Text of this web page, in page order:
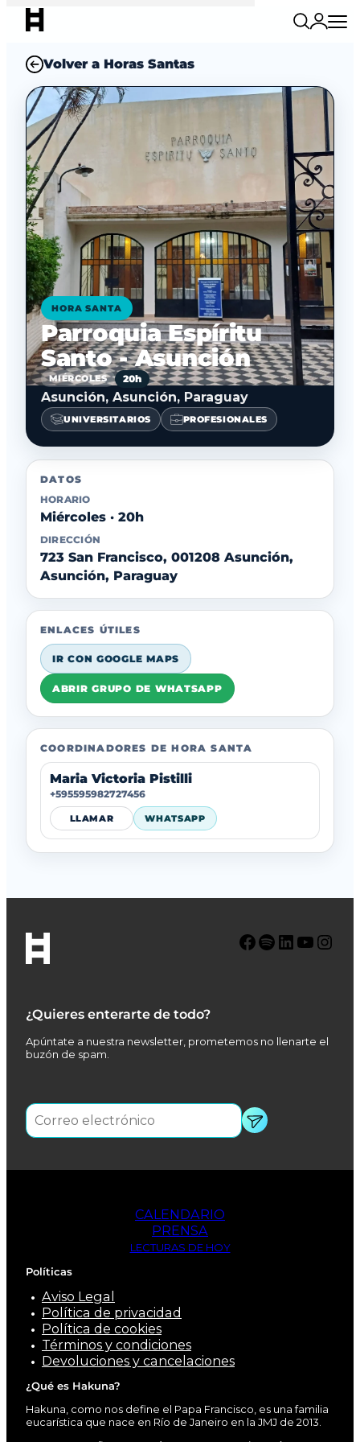
Volver a Horas Santas
HORA SANTA
Parroquia Espíritu
Santo - Asunción
MIÉRCOLES 20h
Asunción, Asunción, Paraguay
UNIVERSITARIOS PROFESIONALES
DATOS
HORARIO
Miércoles · 20h
DIRECCIÓN
723 San Francisco, 001208 Asunción,
Asunción, Paraguay
ENLACES ÚTILES
IR CON GOOGLE MAPS
ABRIR GRUPO DE WHATSAPP
COORDINADORES DE HORA SANTA
Maria Victoria Pistilli
+595595982727456
LLAMAR WHATSAPP
¿Quieres enterarte de todo?
Apúntate a nuestra newsletter, prometemos no llenarte el
buzón de spam.
Facebook Spotify LinkedIn YouTube Instagram
CALENDARIO
PRENSA
LECTURAS DE HOY
Políticas
Aviso Legal
Política de privacidad
Política de cookies
Términos y condiciones
Devoluciones y cancelaciones
¿Qué es Hakuna?
Hakuna, como nos define el Papa Francisco, es una familia
eucarística que nace en Río de Janeiro en la JMJ de 2013.